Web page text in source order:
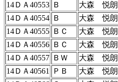
14ＤＡ40553 Ｂ 大森 悦朗
14ＤＡ40554 Ｂ 大森 悦朗
14ＤＡ40555 ＢＣ 大森 悦朗
14ＤＡ40556 ＢＣ 大森 悦朗
14ＤＡ40557 ＢＷ 大森 悦朗
14ＤＡ40561
ＰＢ 大森 悦朗